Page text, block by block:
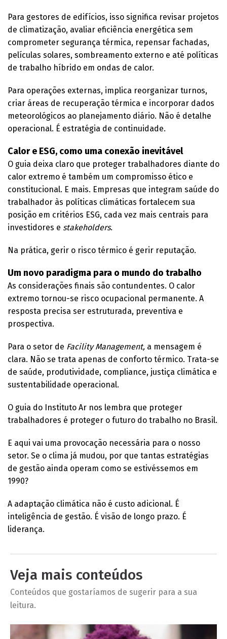
Para gestores de edifícios, isso significa revisar projetos
de climatização, avaliar eficiência energética sem
comprometer segurança térmica, repensar fachadas,
películas solares, sombreamento externo e até políticas
de trabalho híbrido em ondas de calor.
Para operações externas, implica reorganizar turnos,
criar áreas de recuperação térmica e incorporar dados
meteorológicos ao planejamento diário. Não é detalhe
operacional. É estratégia de continuidade.
Calor e ESG, como uma conexão inevitável
O guia deixa claro que proteger trabalhadores diante do
calor extremo é também um compromisso ético e
constitucional. E mais. Empresas que integram saúde do
trabalhador às políticas climáticas fortalecem sua
posição em critérios ESG, cada vez mais centrais para
investidores e stakeholders.
Na prática, gerir o risco térmico é gerir reputação.
Um novo paradigma para o mundo do trabalho
As considerações finais são contundentes. O calor
extremo tornou-se risco ocupacional permanente. A
resposta precisa ser estruturada, preventiva e
prospectiva.
Para o setor de Facility Management, a mensagem é
clara. Não se trata apenas de conforto térmico. Trata-se
de saúde, produtividade, compliance, justiça climática e
sustentabilidade operacional.
O guia do Instituto Ar nos lembra que proteger
trabalhadores é proteger o futuro do trabalho no Brasil.
E aqui vai uma provocação necessária para o nosso
setor. Se o clima já mudou, por que tantas estratégias
de gestão ainda operam como se estivéssemos em
1990?
A adaptação climática não é custo adicional. É
inteligência de gestão. É visão de longo prazo. É
liderança.
Veja mais conteúdos
Conteúdos que gostaríamos de sugerir para a sua
leitura.